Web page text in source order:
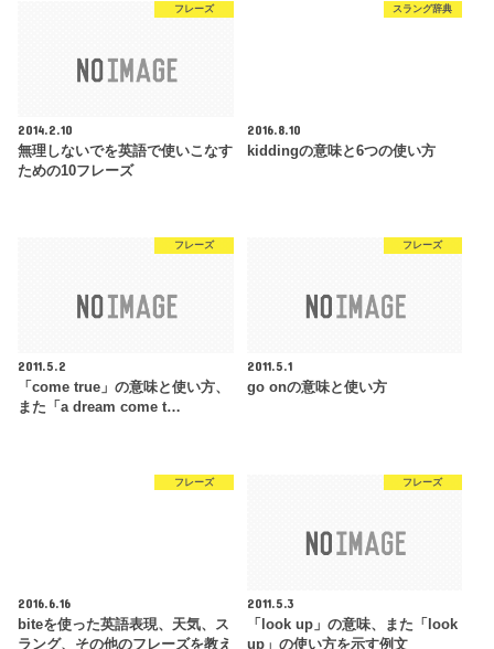
フレーズ
2014.2.10
無理しないでを英語で使いこなす
ための10フレーズ
スラング辞典
2016.8.10
kiddingの意味と6つの使い方
フレーズ
2011.5.2
「come true」の意味と使い方、
また「a dream come t…
フレーズ
2011.5.1
go onの意味と使い方
フレーズ
2016.6.16
biteを使った英語表現、天気、ス
ラング、その他のフレーズを教え
フレーズ
2011.5.3
「look up」の意味、また「look
up」の使い方を示す例文